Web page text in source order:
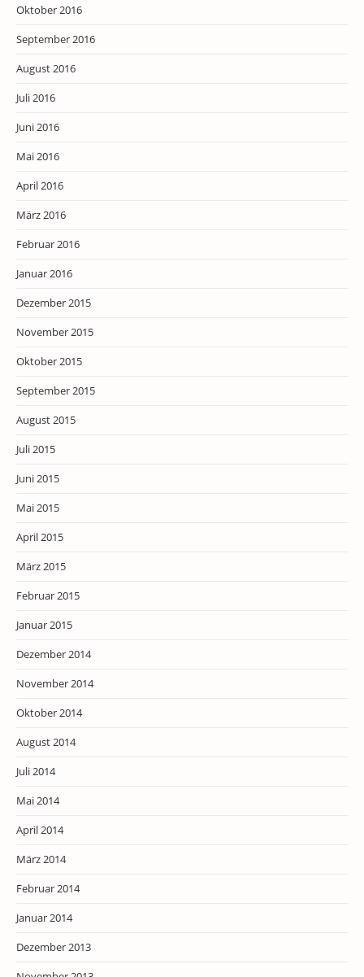
Oktober 2016
September 2016
August 2016
Juli 2016
Juni 2016
Mai 2016
April 2016
März 2016
Februar 2016
Januar 2016
Dezember 2015
November 2015
Oktober 2015
September 2015
August 2015
Juli 2015
Juni 2015
Mai 2015
April 2015
März 2015
Februar 2015
Januar 2015
Dezember 2014
November 2014
Oktober 2014
August 2014
Juli 2014
Mai 2014
April 2014
März 2014
Februar 2014
Januar 2014
Dezember 2013